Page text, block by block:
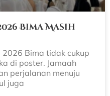
Bima Masih
2026 Bima tidak cukup
di poster. Jamaah
perjalanan menuju
juga